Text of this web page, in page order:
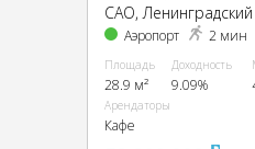
CАО,
Аэропорт 2 мин
Площадь
28.9 м²
Доходность
9.09%
Арендаторы
Кафе